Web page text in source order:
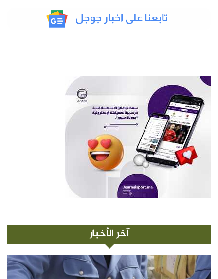
آخر الأخبار